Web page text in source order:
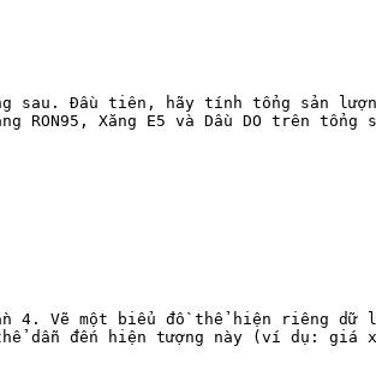
sau. Đầu tiên, hãy tính tổng sản
Xăng E5 và Dầu DO trên
4. Vẽ một biểu đồ thể hiện riêng dữ
dẫn đến hiện tượng này (ví dụ: